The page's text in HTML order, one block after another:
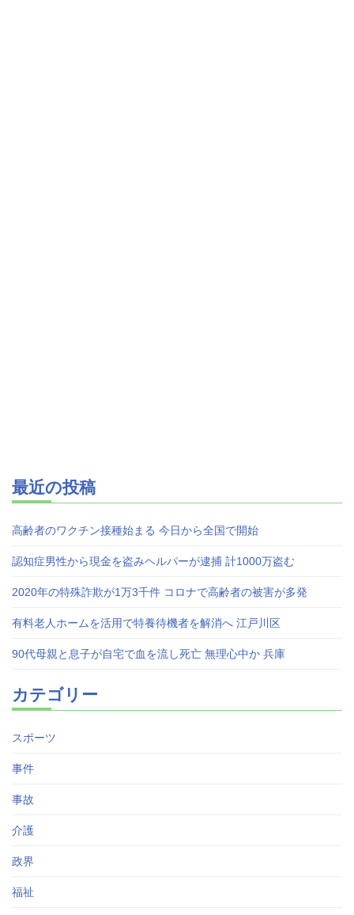
最近の投稿
高齢者のワクチン接種始まる 今日から全国で開始
認知症男性から現金を盗みヘルパーが逮捕 計1000万盗む
2020年の特殊詐欺が1万3千件 コロナで高齢者の被害が多発
有料老人ホームを活用で特養待機者を解消へ 江戸川区
90代母親と息子が自宅で血を流し死亡 無理心中か 兵庫
カテゴリー
スポーツ
事件
事故
介護
政界
福祉